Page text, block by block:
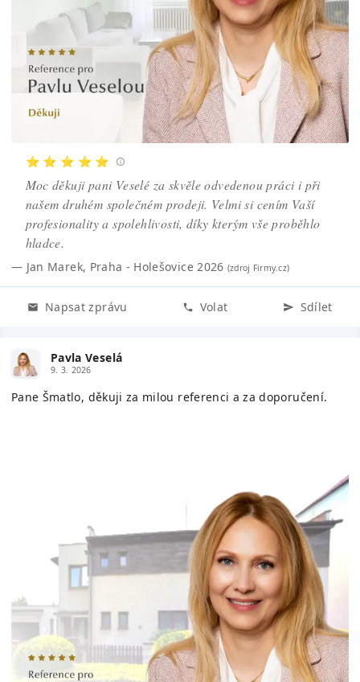
⭐ ⭐ ⭐ ⭐ ⭐
Moc děkuji pani Veselé za skvěle odvedenou práci i při
našem druhém společném prodeji. Velmi si cením Vaší
profesionality a spolehlivosti, díky kterým vše proběhlo
hladce.
— Jan Marek, Praha - Holešovice 2026 (zdroj Firmy.cz)
Napsat zprávu Volat Sdílet
Pavla Veselá
9. 3. 2026
Pane Šmatlo, děkuji za milou referenci a za doporučení.